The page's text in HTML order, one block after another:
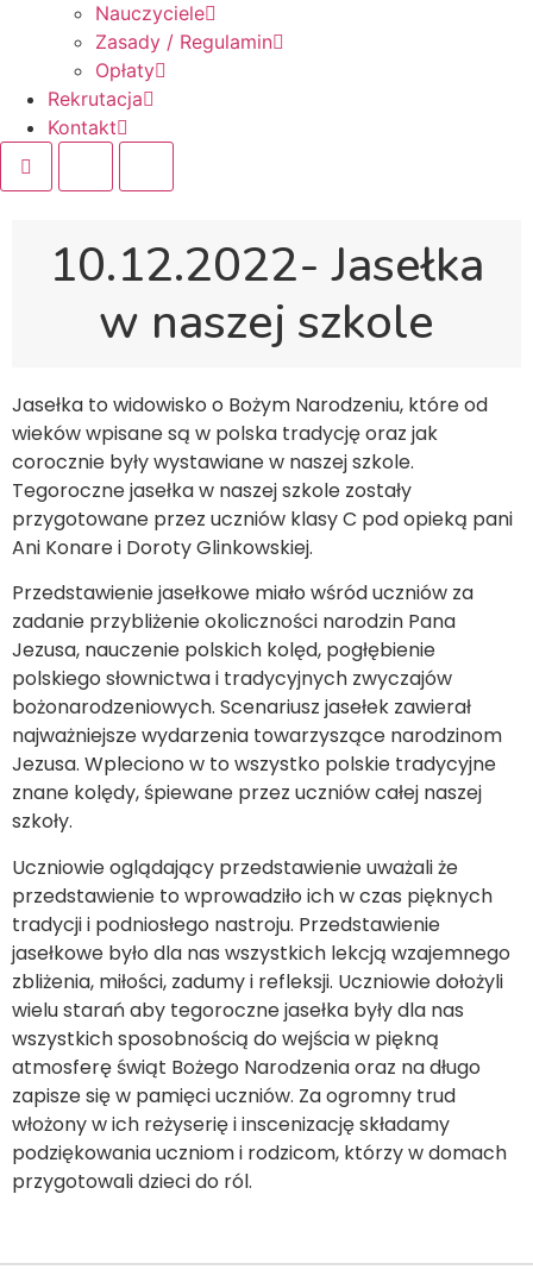
Nauczyciele
Zasady / Regulamin
Opłaty
Rekrutacja
Kontakt
10.12.2022- Jasełka
w naszej szkole
Jasełka to widowisko o Bożym Narodzeniu, które od
wieków wpisane są w polska tradycję oraz jak
corocznie były wystawiane w naszej szkole.
Tegoroczne jasełka w naszej szkole zostały
przygotowane przez uczniów klasy C pod opieką pani
Ani Konare i Doroty Glinkowskiej.
Przedstawienie jasełkowe miało wśród uczniów za
zadanie przybliżenie okoliczności narodzin Pana
Jezusa, nauczenie polskich kolęd, pogłębienie
polskiego słownictwa i tradycyjnych zwyczajów
bożonarodzeniowych. Scenariusz jasełek zawierał
najważniejsze wydarzenia towarzyszące narodzinom
Jezusa. Wpleciono w to wszystko polskie tradycyjne
znane kolędy, śpiewane przez uczniów całej naszej
szkoły.
Uczniowie oglądający przedstawienie uważali że
przedstawienie to wprowadziło ich w czas pięknych
tradycji i podniosłego nastroju. Przedstawienie
jasełkowe było dla nas wszystkich lekcją wzajemnego
zbliżenia, miłości, zadumy i refleksji. Uczniowie dołożyli
wielu starań aby tegoroczne jasełka były dla nas
wszystkich sposobnością do wejścia w piękną
atmosferę świąt Bożego Narodzenia oraz na długo
zapisze się w pamięci uczniów. Za ogromny trud
włożony w ich reżyserię i inscenizację składamy
podziękowania uczniom i rodzicom, którzy w domach
przygotowali dzieci do ról.